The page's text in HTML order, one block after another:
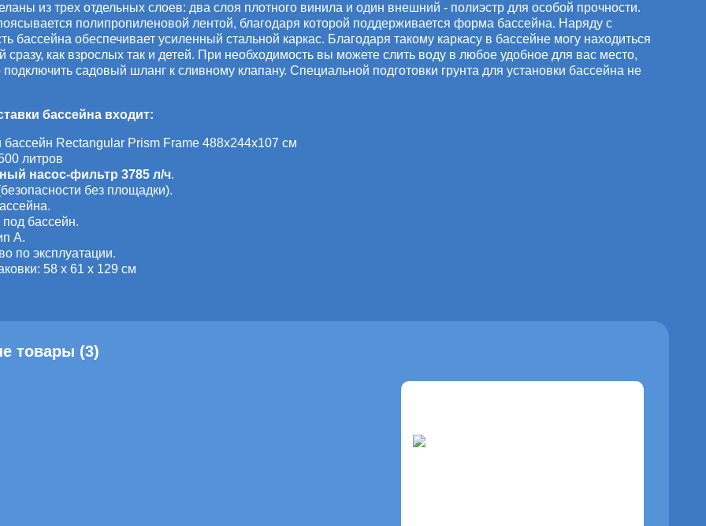
из трех отдельных слоев: два слоя плотного винила и один внешний - полиэстр для особой прочности.
полипропиленовой лентой, благодаря которой поддерживается форма бассейна. Наряду с
бассейна обеспечивает усиленный стальной каркас. Благодаря такому каркасу в бассейне могу находиться
сразу, как взрослых так и детей. При необходимость вы можете слить воду в любое удобное для вас место,
подключить садовый шланг к сливному клапану. Специальной подготовки грунта для установки бассейна не
бассейна входит:
бассейн Rectangular Prism Frame 488х244х107 см
литров
насос-фильтр 3785 л/ч.
без площадки).
под бассейн.
А.
по эксплуатации.
58 х 61 х 129 см
товары (3)